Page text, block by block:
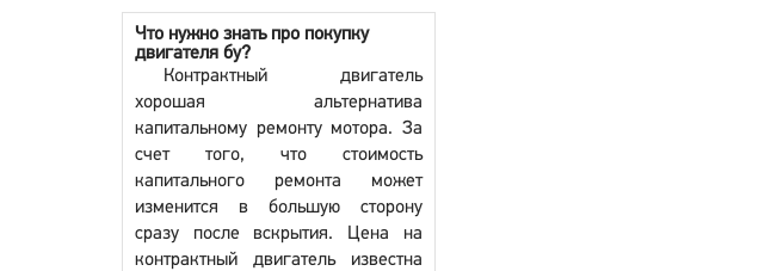
Что нужно знать про покупку
двигателя бу?
Контрактный двигатель
хорошая альтернатива
капитальному ремонту мотора. За
счет того, что стоимость
капитального ремонта может
изменится в большую сторону
сразу после вскрытия. Цена на
контрактный двигатель известна